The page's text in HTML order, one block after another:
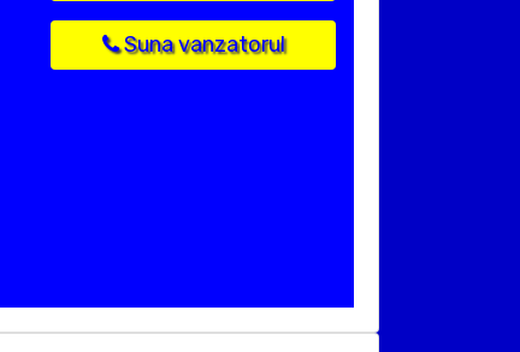
Suna vanzatorul